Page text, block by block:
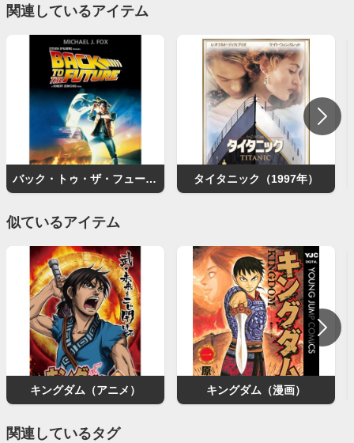
関連しているアイテム
バック・トゥ・ザ・フューチャー タイタニック（1997年）
似ているアイテム
キングダム（アニメ） キングダム（漫画）
関連しているタグ